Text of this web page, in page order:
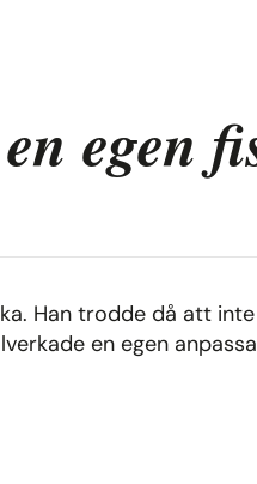
egen
Han trodde då att inte
en egen